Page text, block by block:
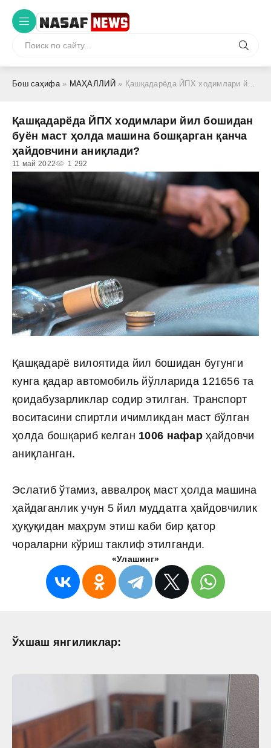
Бош саҳифа» МАҲАЛЛИЙ » Қашқадарёда ЙПХ ходимлари йил бошидан буён маст ҳолда машина бошқарган қанча ҳайдовчини аниқлади?
Қашқадарёда ЙПХ ходимлари йил бошидан
буён маст ҳолда машина бошқарган қанча
ҳайдовчини аниқлади?
11 май 2022 1 292
Қашқадарё вилоятида йил бошидан бугунги
кунга қадар автомобиль йўлларида 121656 та
қоидабузарликлар содир этилган. Транспорт
воситасини спиртли ичимликдан маст бўлган
ҳолда бошқариб келган 1006 нафарҳайдовчи
аниқланган.
Эслатиб ўтамиз, аввалроқ маст ҳолда машина
ҳайдаганлик учун 5 йил муддатга ҳайдовчилик
ҳуқуқидан маҳрум этиш каби бир қатор
чораларни кўриш таклиф этилганди.
«Улашинг»
Ўхшаш янгиликлар: